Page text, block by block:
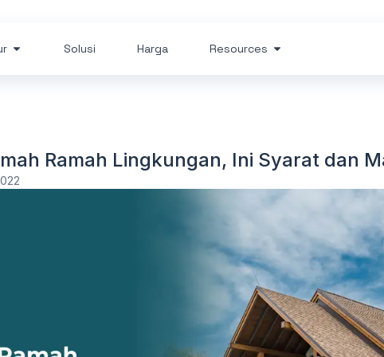
Solusi Harga Resources
Ramah Lingkungan, Ini Syarat dan